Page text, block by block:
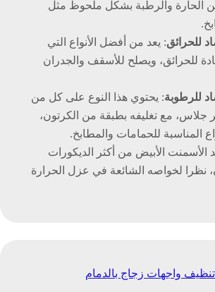
الحارة والرطبة بشكل ملحوظ مثل
للحرائق: يعد من أفضل الأنواع التي
للحرائق، ويصلح للأسقف والجدران
للرطوبة: يحتوي هذا النوع على كل من
جلاس، مع تغليفه بطبقة من الكرتون،
المناسبة للحمامات والمطابخ.
الأسمنت الأبيض من أكثر الديكورات
نظرا لخواصه الشائعة في عزل الحرارة
واجهات زجاج بالدمام